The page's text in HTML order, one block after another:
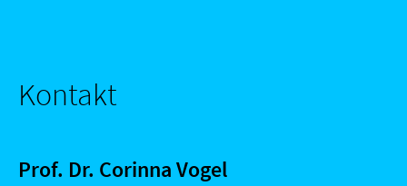
Kontakt
Prof. Dr. Corinna Vogel